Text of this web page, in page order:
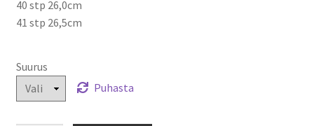
40 stp 26,0cm
41 stp 26,5cm
Suurus
Puhasta